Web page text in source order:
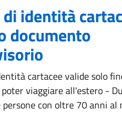
di identità
documento
cartacee valide solo
viaggiare all'estero -
persone con oltre 70 anni al